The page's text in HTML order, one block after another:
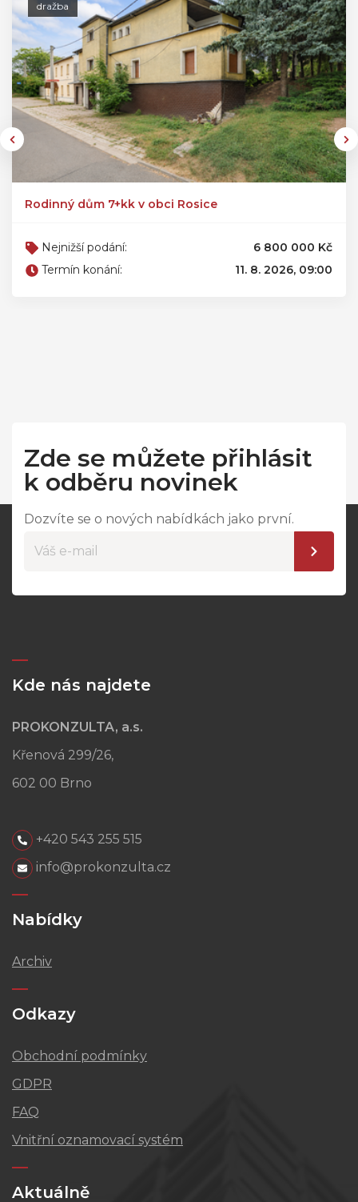
dražba
Rodinný dům 7+kk v obci Rosice
Nejnižší podání:
6 800 000 Kč
Termín konání:
11. 8. 2026, 09:00
Zde se můžete přihlásit
k odběru novinek
Dozvíte se o nových nabídkách jako první.
Kde nás najdete
PROKONZULTA, a.s.
Křenová 299/26,
602 00 Brno
+420 543 255 515
info@prokonzulta.cz
Nabídky
Archiv
Odkazy
Obchodní podmínky
GDPR
FAQ
Vnitřní oznamovací systém
Aktuálně